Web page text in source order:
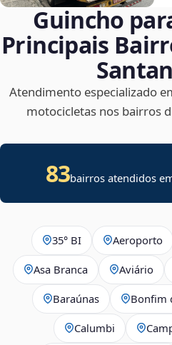
Guincho
Principais
Atendimento especializado
motocicletas nos bairros
83bairros atendidos
35° BI Aeroporto
Asa Branca Aviário
Baraúnas Bonfim
Calumbi